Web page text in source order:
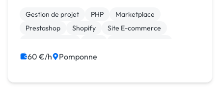
SEO, Webmarketing. Nous vous accompagnons sur
toutes ...
Gestion de projet PHP
Marketplace
Prestashop
Shopify
Site E-commerce
Création de site internet
60 €/h Pomponne